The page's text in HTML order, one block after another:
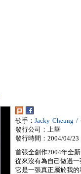
歌手： Jacky Cheung /
發行公司：上華
發行時間：2004/04/23
首張全創作2004年全
從來沒有為自己做過
它是一張真正屬於我